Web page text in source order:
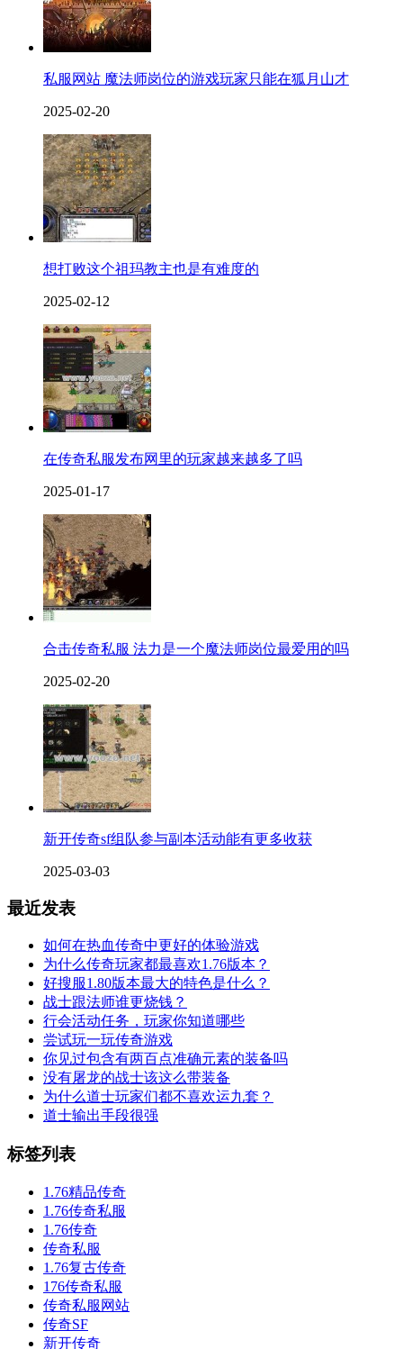
私服网站 魔法师岗位的游戏玩家只能在狐月山才
2025-02-20
想打败这个祖玛教主也是有难度的
2025-02-12
在传奇私服发布网里的玩家越来越多了吗
2025-01-17
合击传奇私服 法力是一个魔法师岗位最爱用的吗
2025-02-20
新开传奇sf组队参与副本活动能有更多收获
2025-03-03
最近发表
如何在热血传奇中更好的体验游戏
为什么传奇玩家都最喜欢1.76版本？
好搜服1.80版本最大的特色是什么？
战士跟法师谁更烧钱？
行会活动任务，玩家你知道哪些
尝试玩一玩传奇游戏
你见过包含有两百点准确元素的装备吗
没有屠龙的战士该这么带装备
为什么道士玩家们都不喜欢运九套？
道士输出手段很强
标签列表
1.76精品传奇
1.76传奇私服
1.76传奇
传奇私服
1.76复古传奇
176传奇私服
传奇私服网站
传奇SF
新开传奇